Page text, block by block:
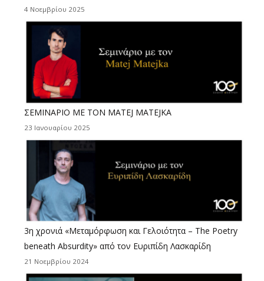
4 Νοεμβρίου 2025
ΣΕΜΙΝΑΡΙΟ ΜΕ ΤΟΝ MATEJ MATEJKΑ
23 Ιανουαρίου 2025
3η χρονιά «Μεταμόρφωση και Γελοιότητα – The Poetry
beneath Absurdity» από τον Ευριπίδη Λασκαρίδη
21 Νοεμβρίου 2024